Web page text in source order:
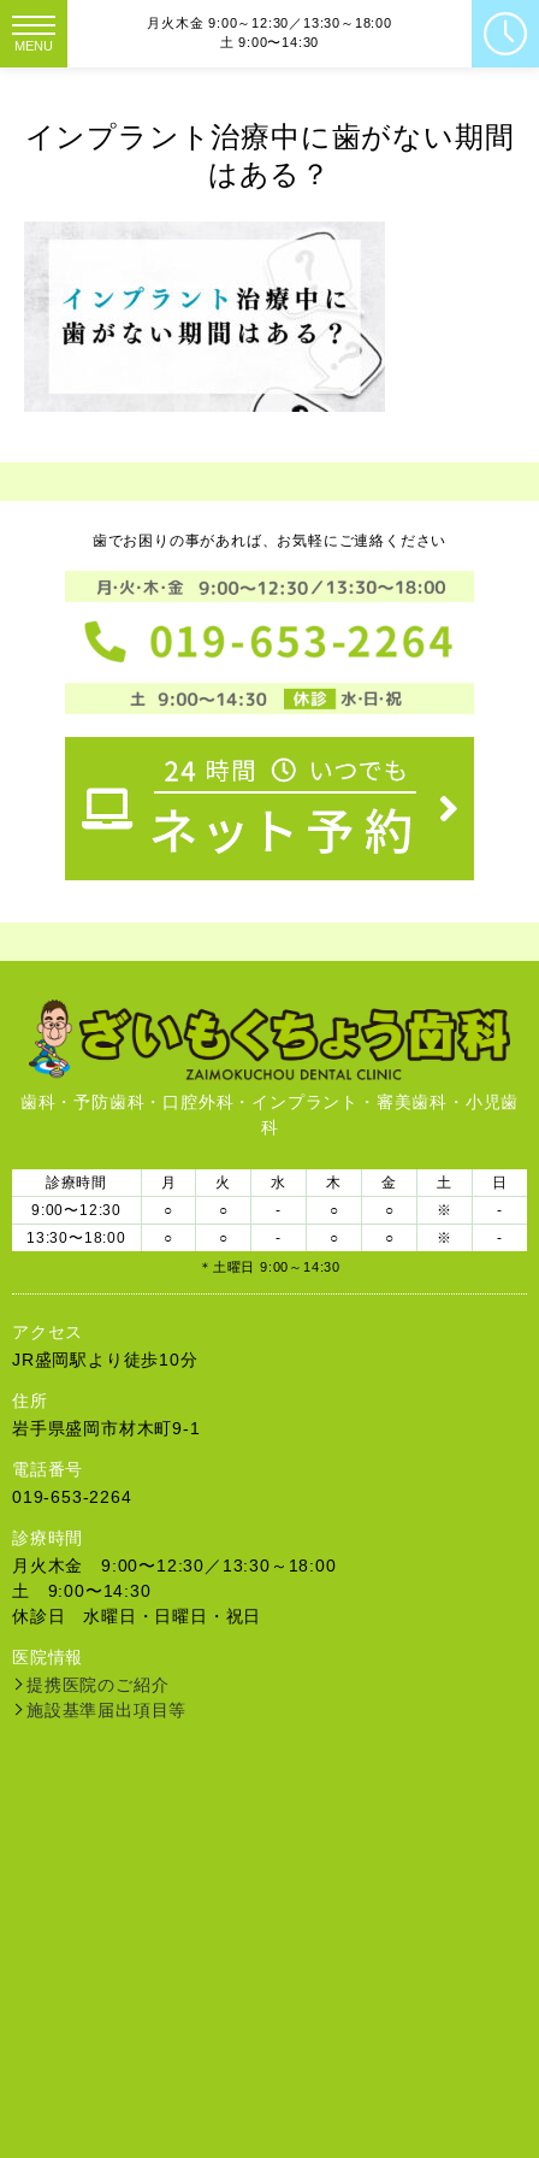
MENU
月火木金 9:00～12:30／13:30～18:00
土 9:00〜14:30
インプラント治療中に歯がない期間
はある？
歯でお困りの事があれば、お気軽にご連絡ください
歯科・予防歯科・口腔外科・インプラント・審美歯科・小児歯
科
診療時間 月 火 水 木 金 土
日
9:00〜12:30
○ ○ - ○ ○ ※
-
13:30〜18:00
○ ○ - ○ ○ ※ -
＊土曜日 9:00～14:30
アクセス
JR盛岡駅より徒歩10分
住所
岩手県盛岡市材木町9-1
電話番号
019-653-2264
診療時間
月火木金 9:00〜12:30／13:30～18:00
土 9:00〜14:30
休診日 水曜日・日曜日・祝日
医院情報
提携医院のご紹介
施設基準届出項目等